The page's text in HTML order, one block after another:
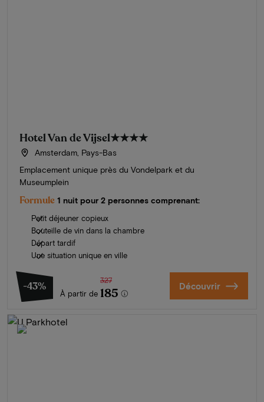
Hotel Van de Vijsel★★★★
Amsterdam, Pays-Bas
Emplacement unique près du Vondelpark et du
Museumplein
Formule 1 nuit pour 2 personnes comprenant:
Petit déjeuner copieux
Bouteille de vin dans la chambre
Départ tardif
Une situation unique en ville
-43%
À partir de
327
185 Découvrir